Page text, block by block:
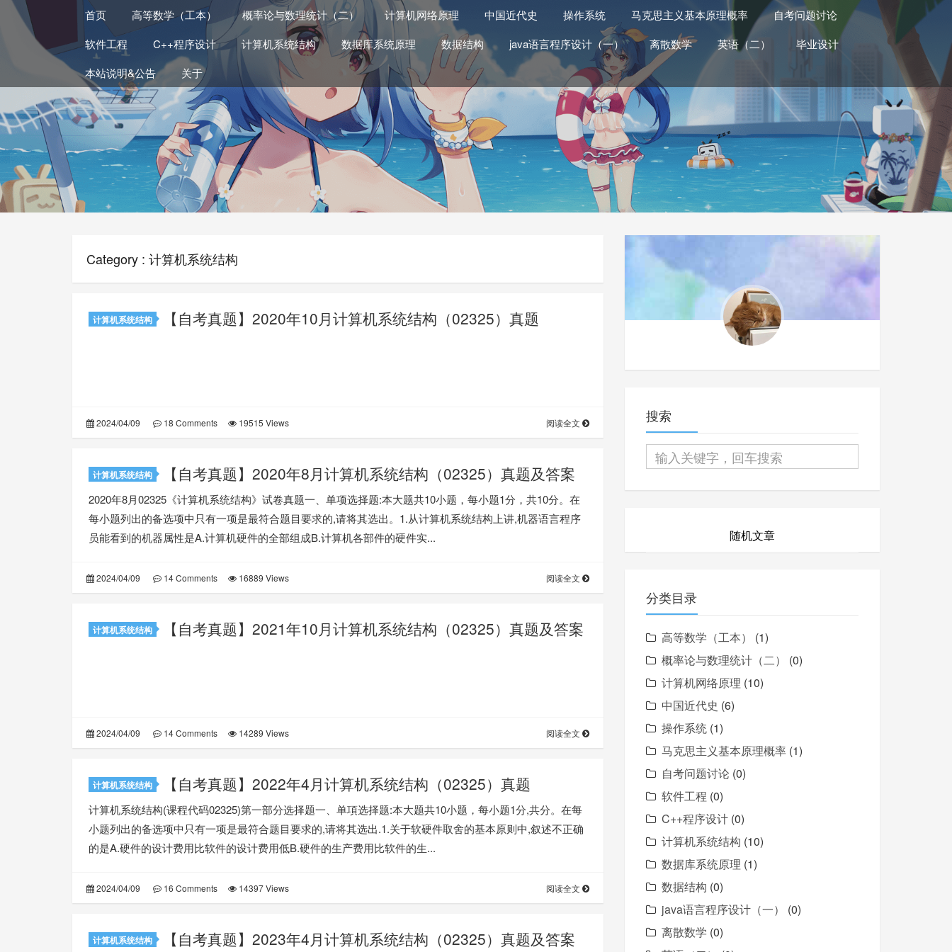
首页 高等数学（工本） 概率论与数理统计（二） 计算机网络原理 中国近代史 操作系统 马克思主义基本原理概率
自考问题讨论
软件工程
C++程序设计 计算机系统结构 数据库系统原理 数据结构 java语言程序设计（一） 离散数学 英语（二）
毕业设计
本站说明&公告
关于
Category : 计算机系统结构
计算机系统结构 【自考真题】2020年10月计算机系统结构（02325）真题
2024/04/09 18 Comments 19515 Views 阅读全文
计算机系统结构 【自考真题】2020年8月计算机系统结构（02325）真题及答案
2020年8月02325《计算机系统结构》试卷真题一、单项选择题:本大题共10小题，每小题1分，共10分。在
每小题列出的备选项中只有一项是最符合题目要求的,请将其选出。1.从计算机系统结构上讲,机器语言程序
员能看到的机器属性是A.计算机硬件的全部组成B.计算机各部件的硬件实...
2024/04/09 14 Comments 16889 Views 阅读全文
计算机系统结构 【自考真题】2021年10月计算机系统结构（02325）真题及答案
2024/04/09 14 Comments 14289 Views 阅读全文
计算机系统结构 【自考真题】2022年4月计算机系统结构（02325）真题
计算机系统结构(课程代码02325)第一部分选择题一、单項选择题:本大题共10小题，每小题1分,共分。在每
小题列出的备选项中只有一项是最符合题目要求的,请将其选出.1.关于软硬件取舍的基本原则中,叙述不正确
的是A.硬件的设计费用比软件的设计费用低B.硬件的生产费用比软件的生...
2024/04/09 16 Comments 14397 Views 阅读全文
计算机系统结构 【自考真题】2023年4月计算机系统结构（02325）真题及答案
搜索
随机文章
分类目录
高等数学（工本）
(1)
概率论与数理统计（二）
(0)
计算机网络原理 (10)
中国近代史 (6)
操作系统 (1)
马克思主义基本原理概率 (1)
自考问题讨论 (0)
软件工程 (0)
C++程序设计 (0)
计算机系统结构 (10)
数据库系统原理 (1)
数据结构 (0)
java语言程序设计（一）
(0)
离散数学 (0)